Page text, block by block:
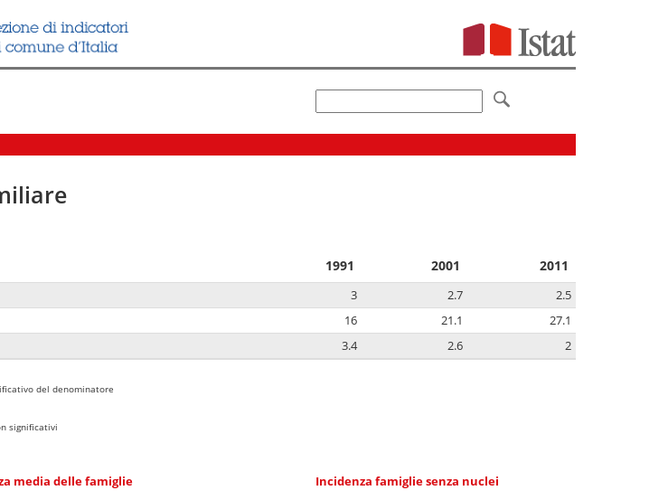
1991 2001 2011
3 2.7
2.5
16 21.1
27.1
3.4 2.6 2
del denominatore
significativi
media delle famiglie Incidenza famiglie senza nuclei